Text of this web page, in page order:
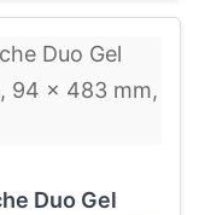
Duo Gel